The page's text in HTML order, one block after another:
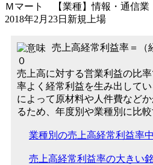
Ｍマート 【業種】情報・通信
2018年2月23日新規上場
売上高経常利益率＝（
０
売上高に対する営業利益の比
率よく経常利益を生み出して
によって原材料や人件費など
るため、年度別や業種別に比
業種別の売上高経常利益率
売上高経常利益率の大きい